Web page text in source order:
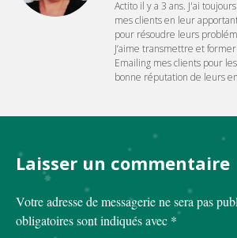
Actito il y a 3 ans. J'ai
mes clients en leur
pour résoudre leurs
J’aime transmettre et
Emailing mes clients pour
bonne réputation de leurs
Laisser un commentaire
Votre adresse de messagerie ne sera pas
obligatoires sont indiqués avec *